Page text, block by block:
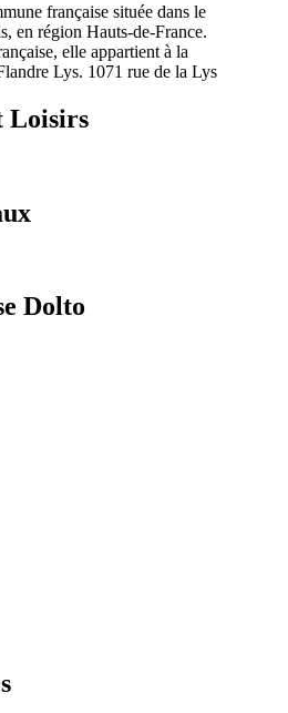
française située dans le
en région Hauts-de-France.
elle appartient à la
Lys. 1071 rue de la Lys
Loisirs
Dolto